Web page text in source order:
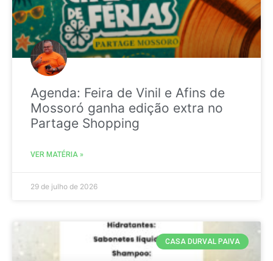
Agenda: Feira de Vinil e Afins de
Mossoró ganha edição extra no
Partage Shopping
VER MATÉRIA »
29 de julho de 2026
CASA DURVAL PAIVA